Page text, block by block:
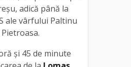
adică până la
ale vârfului Paltinu
și 45 de minute